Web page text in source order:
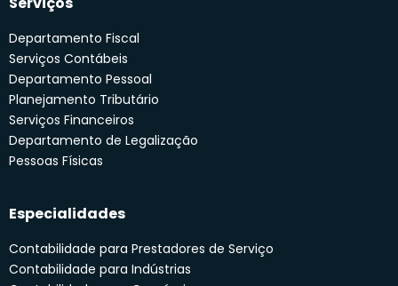
Departamento Fiscal
Serviços Contábeis
Departamento Pessoal
Planejamento Tributário
Serviços Financeiros
Departamento de Legalização
Pessoas Físicas
Especialidades
Contabilidade para Prestadores de Serviço
Contabilidade para Indústrias